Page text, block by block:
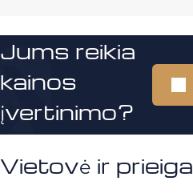
Jums reikia
kainos
įvertinimo?
Vietovė ir prieiga